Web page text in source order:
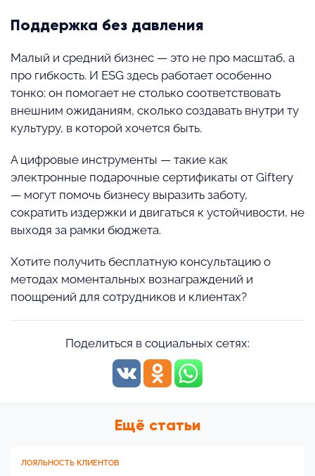
Поддержка без давления
Малый и средний бизнес — это не про масштаб, а
про гибкость. И ESG здесь работает особенно
тонко: он помогает не столько соответствовать
внешним ожиданиям, сколько создавать внутри ту
культуру, в которой хочется быть.
А цифровые инструменты — такие как
электронные подарочные сертификаты от Giftery
— могут помочь бизнесу выразить заботу,
сократить издержки и двигаться к устойчивости, не
выходя за рамки бюджета.
Хотите получить бесплатную консультацию о
методах моментальных вознаграждений и
поощрений для сотрудников и клиентах?
Поделиться в социальных сетях:
Ещё статьи
ЛОЯЛЬНОСТЬ КЛИЕНТОВ